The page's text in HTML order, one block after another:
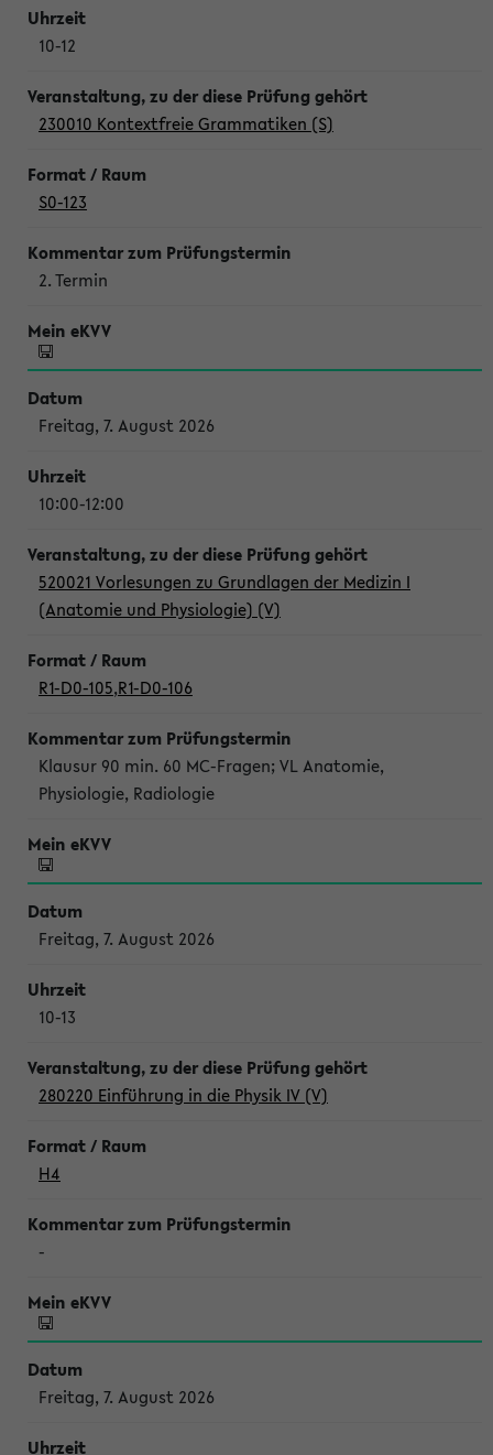
10-12
230010 Kontextfreie Grammatiken (S)
S0-123
2. Termin
Freitag, 7. August 2026
10:00-12:00
520021 Vorlesungen zu Grundlagen der Medizin I
(Anatomie und Physiologie) (V)
R1-D0-105,R1-D0-106
Klausur 90 min. 60 MC-Fragen; VL Anatomie,
Physiologie, Radiologie
Freitag, 7. August 2026
10-13
280220 Einführung in die Physik IV (V)
H4
-
Freitag, 7. August 2026